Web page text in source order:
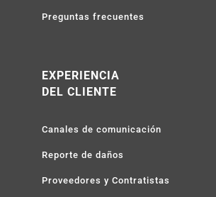
Preguntas frecuentes
EXPERIENCIA
DEL CLIENTE
Canales de comunicación
Reporte de daños
Proveedores y Contratistas